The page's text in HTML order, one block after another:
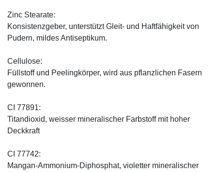
Zinc Stearate:
Konsistenzgeber, unterstützt Gleit- und Haftfähigkeit von
Pudern, mildes Antiseptikum.
Cellulose:
Füllstoff und Peelingkörper, wird aus pflanzlichen Fasern
gewonnen.
CI 77891:
Titandioxid, weisser mineralischer Farbstoff mit hoher
Deckkraft
CI 77742:
Mangan-Ammonium-Diphosphat, violetter mineralischer